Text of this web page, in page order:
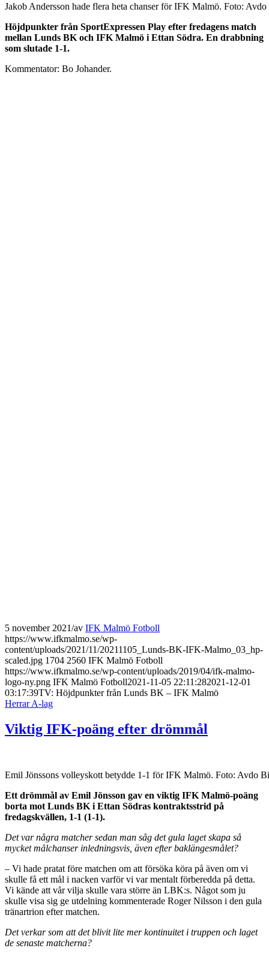
Jakob Andersson hade flera heta chanser för IFK Malmö. Foto:
Höjdpunkter från SportExpressen Play efter fredagens match
mellan Lunds BK och IFK Malmö i Ettan Södra. En drabbning
som slutade 1-1.
Kommentator: Bo Johander.
5 november 2021/av IFK Malmö Fotboll
https://www.ifkmalmo.se/wp-
content/uploads/2021/11/20211105_Lunds-BK-IFK-Malmo_03_hp-
scaled.jpg 1704 2560 IFK Malmö Fotboll
https://www.ifkmalmo.se/wp-content/uploads/2019/04/ifk-malmo-
logo-ny.png IFK Malmö Fotboll2021-11-05 22:11:282021-12-01
03:17:39TV: Höjdpunkter från Lunds BK – IFK Malmö
Herrar A-lag
Viktig IFK-poäng efter drömmål
Emil Jönssons volleyskott betydde 1-1 för IFK Malmö. Foto: Avdo
Ett drömmål av Emil Jönsson gav en viktig IFK Malmö-poäng
borta mot Lunds BK i Ettan Södras kontraktsstrid på
fredagskvällen, 1-1 (1-1).
Det var några matcher sedan man såg det gula laget skapa så
mycket målchanser inledningsvis, även efter baklängesmålet?
– Vi hade pratat före matchen om att försöka köra på även om vi
skulle få ett mål i nacken varför vi var mentalt förberedda på detta.
Vi kände att vår vilja skulle vara större än LBK:s. Något som ju
skulle visa sig ge utdelning kommenterade Roger Nilsson i den gula
tränartrion efter matchen.
Det verkar som att det blivit lite mer kontinuitet i truppen och laget
de senaste matcherna?